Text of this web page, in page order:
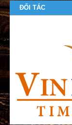
ĐỐI TÁC